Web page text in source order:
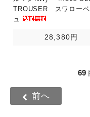
TROUSER スワローベ
ュ
28,380円
69
前へ